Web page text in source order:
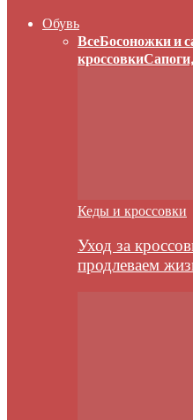
Обувь
ВсеБосоножки и
кроссовки
Кеды и кроссовки
Уход за
продлеваем